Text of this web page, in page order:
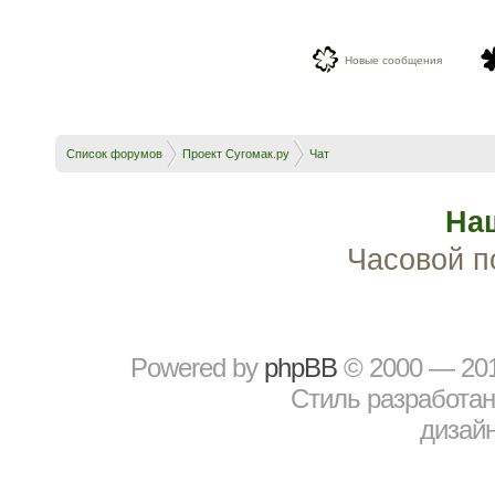
Новые сообщения
Список форумов Проект Сугомак.ру Чат
Часовой
Powered by рhрBВ © 2000 —
Стиль